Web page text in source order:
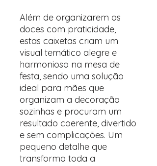
Além de organizarem os
doces com praticidade,
estas caixetas criam um
visual temático alegre e
harmonioso na mesa de
festa, sendo uma solução
ideal para mães que
organizam a decoração
sozinhas e procuram um
resultado coerente, divertido
e sem complicações. Um
pequeno detalhe que
transforma toda a